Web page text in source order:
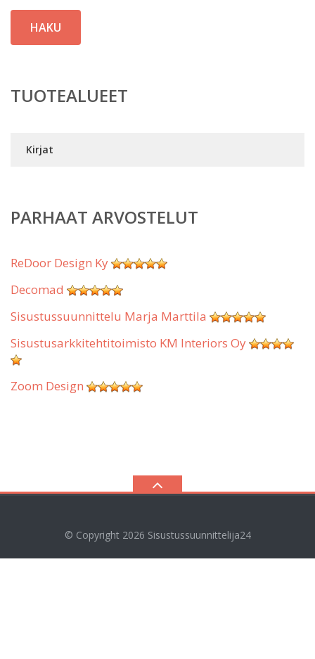
HAKU
TUOTEALUEET
Kirjat
PARHAAT ARVOSTELUT
ReDoor Design Ky
Decomad
Sisustussuunnittelu Marja Marttila
Sisustusarkkitehtitoimisto KM Interiors Oy
Zoom Design
© Copyright 2026 Sisustussuunnittelija24